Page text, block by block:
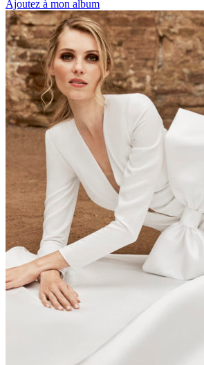
Ajoutez à mon album